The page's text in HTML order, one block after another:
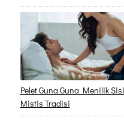
Pelet Guna Guna Menilik Sisi
Mistis Tradisi